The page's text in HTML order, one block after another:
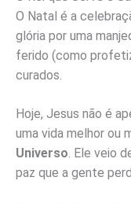
O Natal é a
glória por uma
ferido (como
curados.
Hoje, Jesus não é
uma vida melhor ou
Universo. Ele veio
paz que a gente